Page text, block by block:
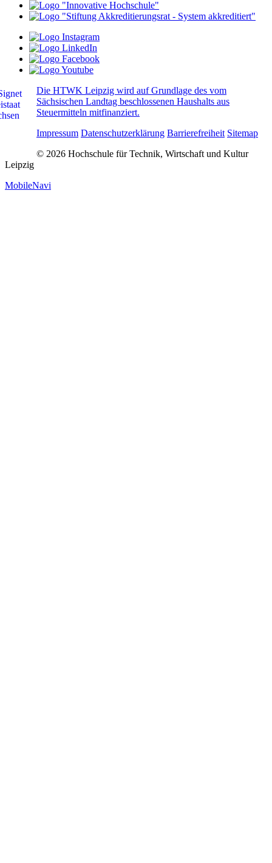
Die HTWK Leipzig wird auf Grundlage des vom
Sächsischen Landtag beschlossenen Haushalts aus
Steuermitteln mitfinanziert.
Impressum Datenschutzerklärung Barrierefreiheit Sitemap
© 2026 Hochschule für Technik, Wirtschaft und Kultur
Leipzig
MobileNavi